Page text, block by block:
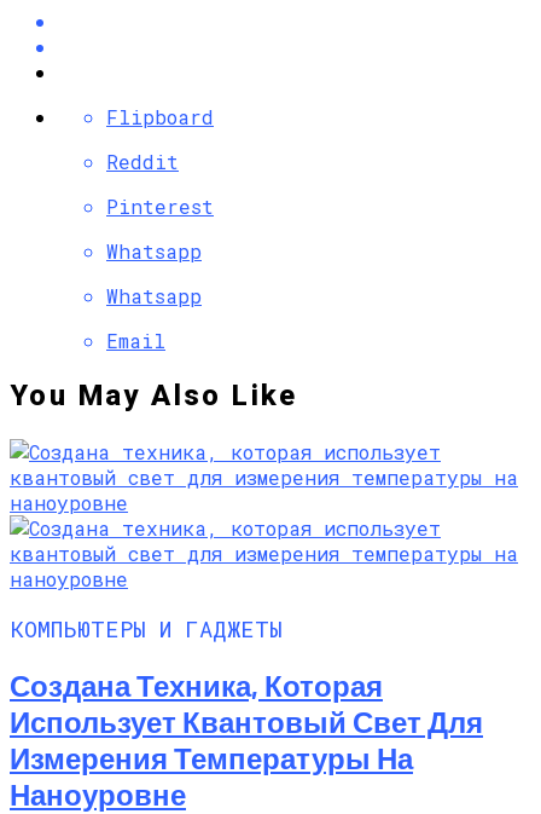
Flipboard
Reddit
Pinterest
Whatsapp
Whatsapp
Email
You May Also Like
КОМПЬЮТЕРЫ И ГАДЖЕТЫ
Создана Техника, Которая
Использует Квантовый Свет Для
Измерения Температуры На
Наноуровне